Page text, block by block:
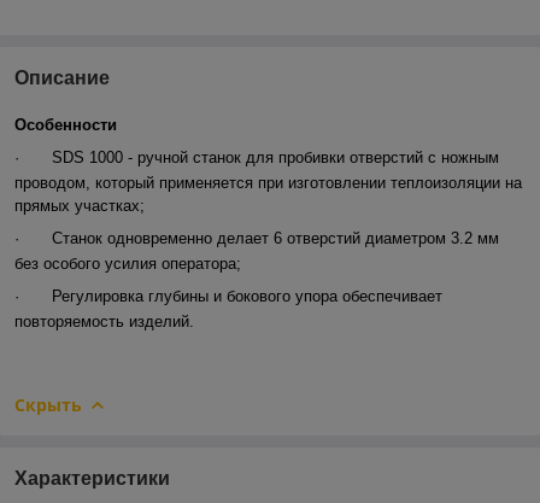
Описание
Особенности
·
SDS 1000 - ручной станок для пробивки отверстий с ножным
проводом, который применяется при изготовлении теплоизоляции на
прямых участках;
·
Станок одновременно делает 6 отверстий диаметром 3.2 мм
без особого усилия оператора;
·
Регулировка глубины и бокового упора обеспечивает
повторяемость изделий.
Скрыть
Характеристики